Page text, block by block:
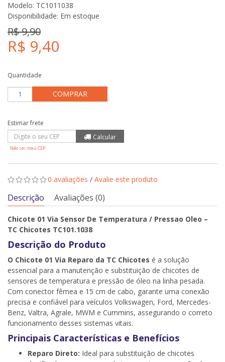
Modelo: TC1011038
Disponibilidade: Em estoque
R$ 9,90
R$ 9,40
Quantidade
COMPRAR
Não sei meu CEP
0 avaliações / Avalie este produto
Descrição Avaliações (0)
Chicote 01 Via Sensor De Temperatura / Pressao Oleo –
TC Chicotes TC101.1038
Descrição do Produto
O Chicote 01 Via Reparo da TC Chicotes é a solução
essencial para a manutenção e substituição de chicotes de
sensores de temperatura e pressão de óleo na linha pesada.
Com conector fêmea e 15 cm de cabo, garante uma conexão
precisa e confiável para veículos Volkswagen, Ford, Mercedes-
Benz, Valtra, Agrale, MWM e Cummins, assegurando o correto
funcionamento desses sistemas vitais.
Principais Características e Benefícios
Reparo Direto: Ideal para substituição de chicotes